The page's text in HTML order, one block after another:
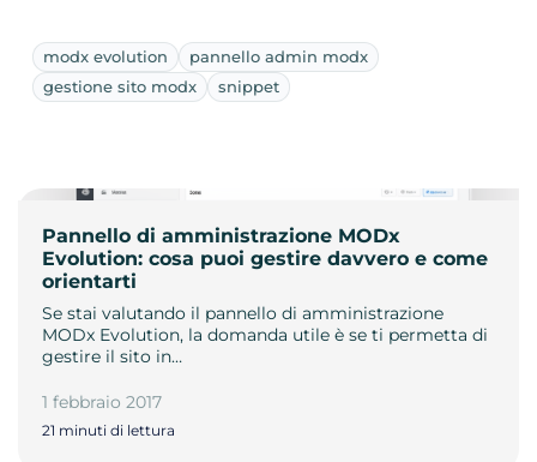
modx evolution
pannello admin modx
gestione sito modx
snippet
Pannello di amministrazione MODx
Evolution: cosa puoi gestire davvero e come
orientarti
Se stai valutando il pannello di amministrazione
MODx Evolution, la domanda utile è se ti permetta di
gestire il sito in…
1 febbraio 2017
21 minuti di lettura